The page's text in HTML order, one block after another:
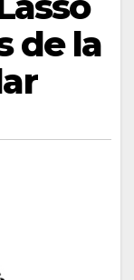
de la